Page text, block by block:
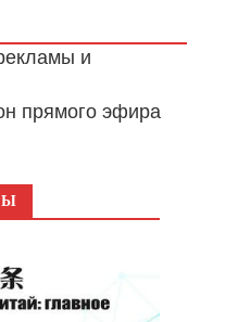
и
прямого эфира